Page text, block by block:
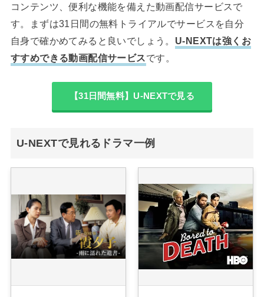
コンテンツ、便利な機能を備えた動画配信サービスで
す。まずは31日間の無料トライアルでサービスを自分
自身で確かめてみると良いでしょう。 U-NEXTは強くお
すすめできる動画配信サービスです。
【31日間無料】U-NEXTで見る
U-NEXTで見れるドラマ一例